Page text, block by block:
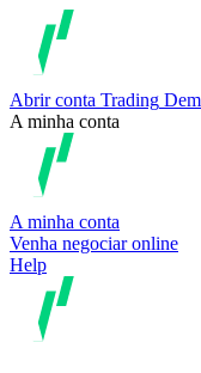
Abrir conta Trading
A minha conta
A minha conta
Venha negociar online
Help